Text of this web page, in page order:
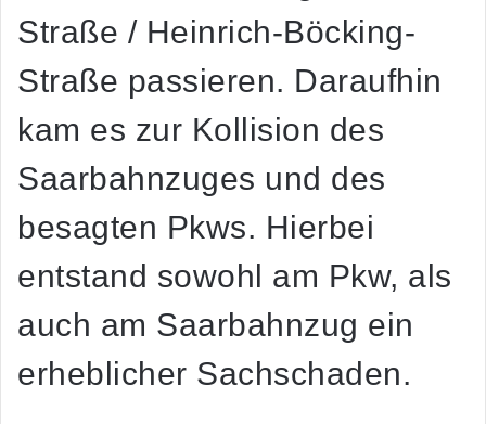
Straße / Heinrich-Böcking-
Straße passieren. Daraufhin
kam es zur Kollision des
Saarbahnzuges und des
besagten Pkws. Hierbei
entstand sowohl am Pkw, als
auch am Saarbahnzug ein
erheblicher Sachschaden.